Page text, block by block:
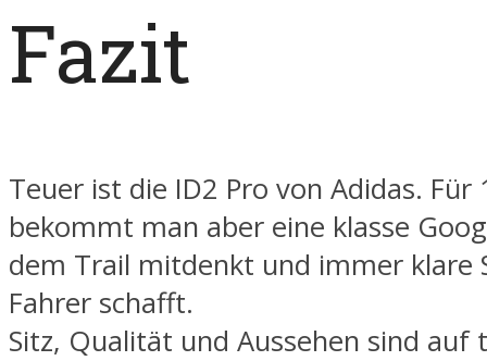
Fazit
Teuer ist die ID2 Pro von Adidas. Für
bekommt man aber eine klasse
dem Trail mitdenkt und immer klare
Fahrer schafft.
Sitz, Qualität und Aussehen sind auf